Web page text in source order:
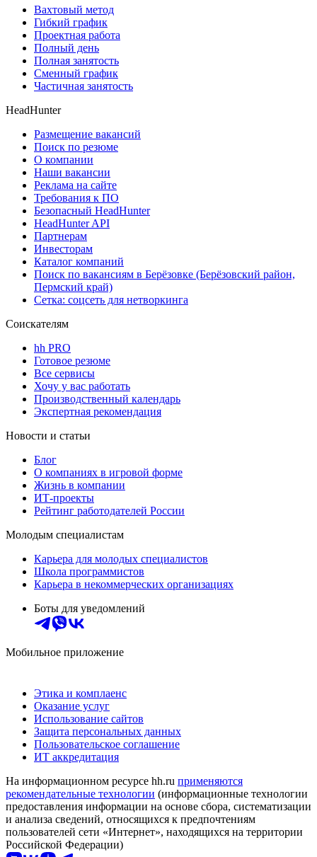
Вахтовый метод
Гибкий график
Проектная работа
Полный день
Полная занятость
Сменный график
Частичная занятость
HeadHunter
Размещение вакансий
Поиск по резюме
О компании
Наши вакансии
Реклама на сайте
Требования к ПО
Безопасный HeadHunter
HeadHunter API
Партнерам
Инвесторам
Каталог компаний
Поиск по вакансиям в Берёзовке (Берёзовский район,
Пермский край)
Сетка: соцсеть для нетворкинга
Соискателям
hh PRO
Готовое резюме
Все сервисы
Хочу у вас работать
Производственный календарь
Экспертная рекомендация
Новости и статьи
Блог
О компаниях в игровой форме
Жизнь в компании
ИТ-проекты
Рейтинг работодателей России
Молодым специалистам
Карьера для молодых специалистов
Школа программистов
Карьера в некоммерческих организациях
Боты для уведомлений
Мобильное приложение
Этика и комплаенс
Оказание услуг
Использование сайтов
Защита персональных данных
Пользовательское соглашение
ИТ аккредитация
На информационном ресурсе hh.ru применяются
рекомендательные технологии (информационные технологии
предоставления информации на основе сбора, систематизации
и анализа сведений, относящихся к предпочтениям
пользователей сети «Интернет», находящихся на территории
Российской Федерации)